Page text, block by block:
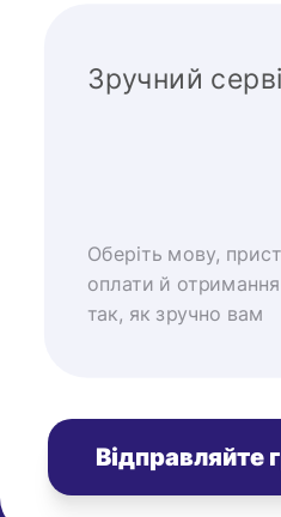
Зручний
Оберіть мову,
оплати й
так, як зручно вам
Відправляйте